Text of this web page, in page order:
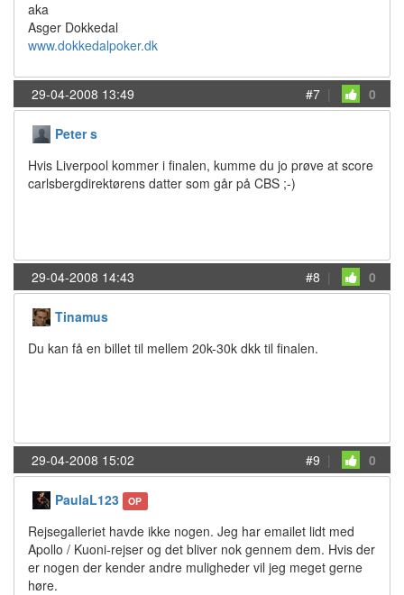
aka
Asger Dokkedal
www.dokkedalpoker.dk
29-04-2008 13:49 #7 | 0
Peter s
Hvis Liverpool kommer i finalen, kumme du jo prøve at score
carlsbergdirektørens datter som går på CBS ;-)
29-04-2008 14:43 #8 | 0
Tinamus
Du kan få en billet til mellem 20k-30k dkk til finalen.
29-04-2008 15:02 #9 | 0
PaulaL123 OP
Rejsegalleriet havde ikke nogen. Jeg har emailet lidt med
Apollo / Kuoni-rejser og det bliver nok gennem dem. Hvis der
er nogen der kender andre muligheder vil jeg meget gerne
høre.